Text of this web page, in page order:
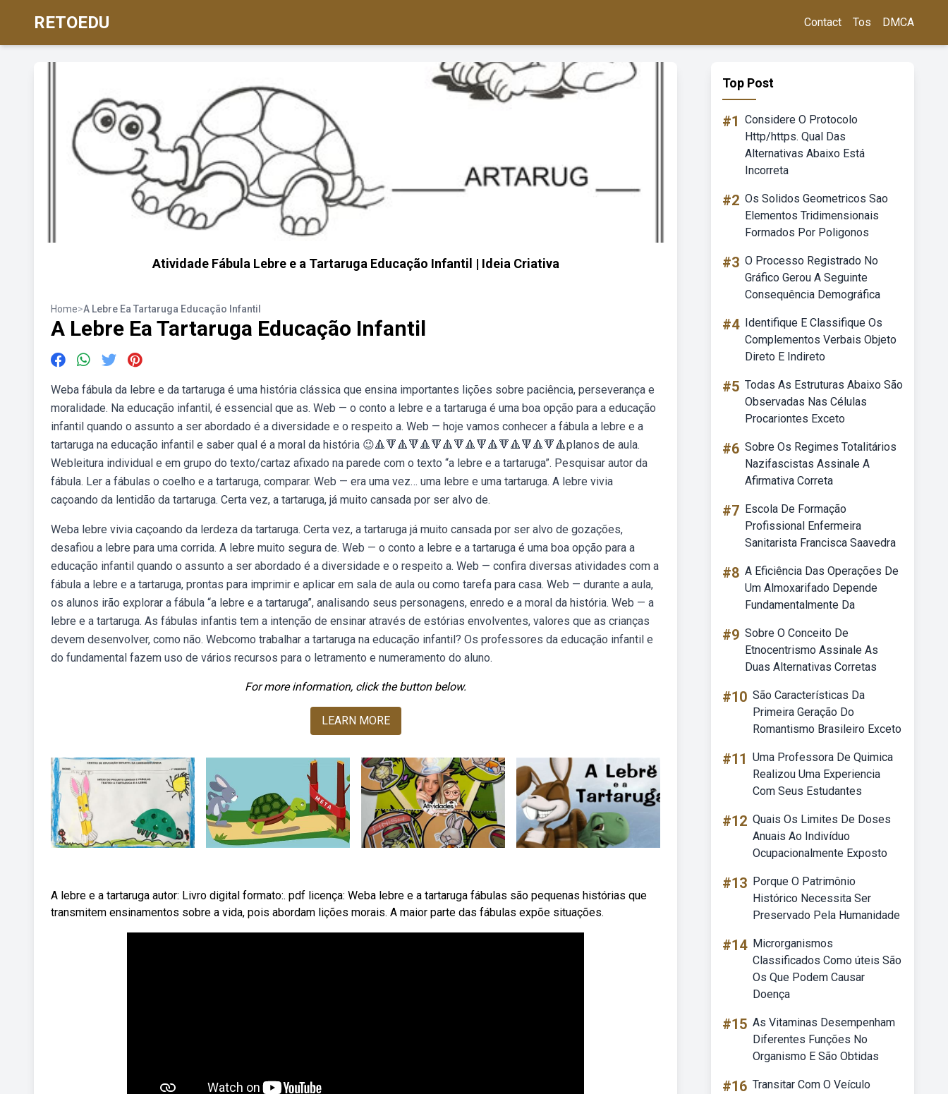
RETOEDU Contact Tos DMCA
Atividade Fábula Lebre e a Tartaruga Educação Infantil | Ideia Criativa
Home>A Lebre Ea Tartaruga Educação Infantil
A Lebre Ea Tartaruga Educação Infantil
Weba fábula da lebre e da tartaruga é uma história clássica que ensina importantes lições sobre paciência, perseverança e
moralidade. Na educação infantil, é essencial que as. Web — o conto a lebre e a tartaruga é uma boa opção para a educação
infantil quando o assunto a ser abordado é a diversidade e o respeito a. Web — hoje vamos conhecer a fábula a lebre e a
tartaruga na educação infantil e saber qual é a moral da história 😉🔺🔻🔺🔻🔺🔻🔺🔻🔺🔻🔺🔻🔺🔻🔺🔻🔺planos de aula.
Webleitura individual e em grupo do texto/cartaz afixado na parede com o texto “a lebre e a tartaruga”. Pesquisar autor da
fábula. Ler a fábulas o coelho e a tartaruga, comparar. Web — era uma vez… uma lebre e uma tartaruga. A lebre vivia
caçoando da lentidão da tartaruga. Certa vez, a tartaruga, já muito cansada por ser alvo de.
Weba lebre vivia caçoando da lerdeza da tartaruga. Certa vez, a tartaruga já muito cansada por ser alvo de gozações,
desafiou a lebre para uma corrida. A lebre muito segura de. Web — o conto a lebre e a tartaruga é uma boa opção para a
educação infantil quando o assunto a ser abordado é a diversidade e o respeito a. Web — confira diversas atividades com a
fábula a lebre e a tartaruga, prontas para imprimir e aplicar em sala de aula ou como tarefa para casa. Web — durante a aula,
os alunos irão explorar a fábula “a lebre e a tartaruga”, analisando seus personagens, enredo e a moral da história. Web — a
lebre e a tartaruga. As fábulas infantis tem a intenção de ensinar através de estórias envolventes, valores que as crianças
devem desenvolver, como não. Webcomo trabalhar a tartaruga na educação infantil? Os professores da educação infantil e
do fundamental fazem uso de vários recursos para o letramento e numeramento do aluno.
For more information, click the button below.
LEARN MORE
A lebre e a tartaruga autor: Livro digital formato:. pdf licença: Weba lebre e a tartaruga fábulas são pequenas histórias que
transmitem ensinamentos sobre a vida, pois abordam lições morais. A maior parte das fábulas expõe situações.
Top Post
#1 Considere O Protocolo
Http/https. Qual Das
Alternativas Abaixo Está
Incorreta
#2 Os Solidos Geometricos Sao
Elementos Tridimensionais
Formados Por Poligonos
#3 O Processo Registrado No
Gráfico Gerou A Seguinte
Consequência Demográfica
#4 Identifique E Classifique Os
Complementos Verbais Objeto
Direto E Indireto
#5 Todas As Estruturas Abaixo São
Observadas Nas Células
Procariontes Exceto
#6 Sobre Os Regimes Totalitários
Nazifascistas Assinale A
Afirmativa Correta
#7 Escola De Formação
Profissional Enfermeira
Sanitarista Francisca Saavedra
#8 A Eficiência Das Operações De
Um Almoxarifado Depende
Fundamentalmente Da
#9 Sobre O Conceito De
Etnocentrismo Assinale As
Duas Alternativas Corretas
#10 São Características Da
Primeira Geração Do
Romantismo Brasileiro Exceto
#11 Uma Professora De Quimica
Realizou Uma Experiencia
Com Seus Estudantes
#12 Quais Os Limites De Doses
Anuais Ao Indivíduo
Ocupacionalmente Exposto
#13 Porque O Patrimônio
Histórico Necessita Ser
Preservado Pela Humanidade
#14 Microrganismos
Classificados Como úteis São
Os Que Podem Causar
Doença
#15 As Vitaminas Desempenham
Diferentes Funções No
Organismo E São Obtidas
#16 Transitar Com O Veículo